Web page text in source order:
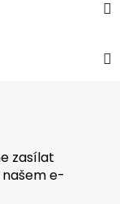
zasílat
e-